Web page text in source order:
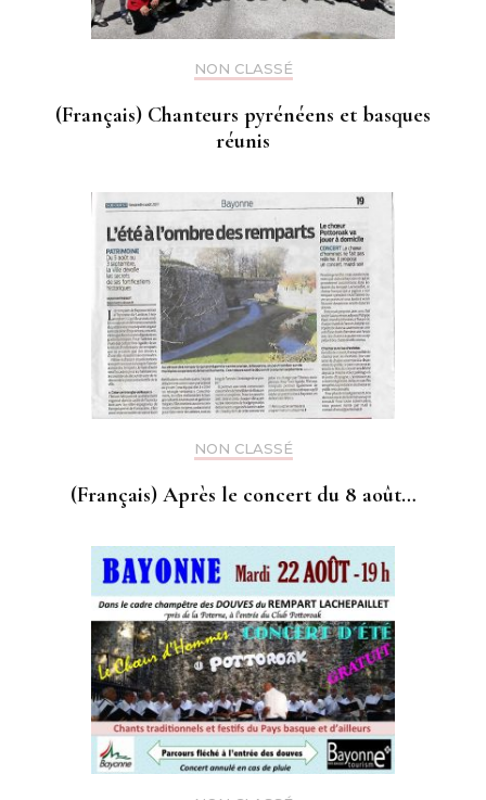
NON CLASSÉ
(Français) Chanteurs pyrénéens et basques
réunis
NON CLASSÉ
(Français) Après le concert du 8 août…